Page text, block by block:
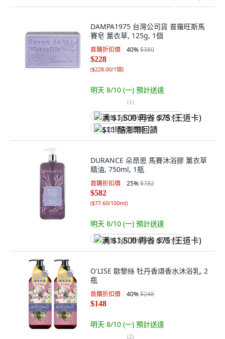
DAMPA1975 台灣公司貨 普羅旺斯馬
賽皂 薰衣草, 125g, 1個
首購折扣價 40%$380
$228
($228.00/1個)
明天 8/10 (一) 預計送達
(1)
满 $1,500 再省 $75 (王道卡)
$11 酷澎幣回饋
DURANCE 朵昂思 馬賽沐浴膠 薰衣草
精油, 750ml, 1瓶
首購折扣價 25%$782
$582
($77.60/100ml)
明天 8/10 (一) 預計送達
满 $1,500 再省 $75 (王道卡)
O'LISE 歐黎絲 牡丹香頌香水沐浴乳, 2
瓶
首購折扣價 40%$248
$148
明天 8/10 (一) 預計送達
(2)